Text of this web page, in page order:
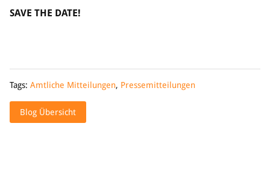
Schiedsrichterwesen
Service
Stellenangebote
Downloads
Turnier- & Campbörse
SAVE THE DATE!
Tags: Amtliche Mitteilungen, Pressemitteilungen
Blog Übersicht